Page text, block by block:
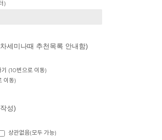
)
세미나때 추천목록 안내함)
(10번으로 이동)
이동)
성)
상관없음(모두 가능)